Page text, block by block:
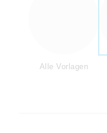
Alle Vorlagen